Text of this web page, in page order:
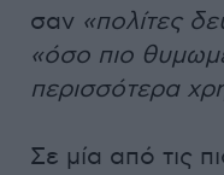
σαν «πολίτες
«όσο πιο
περισσότερα
Σε μία από τις